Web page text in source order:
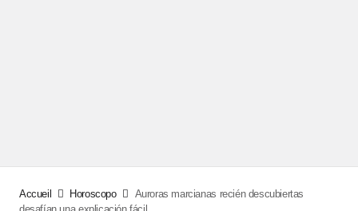
Accueil Horoscopo
Auroras marcianas recién descubiertas